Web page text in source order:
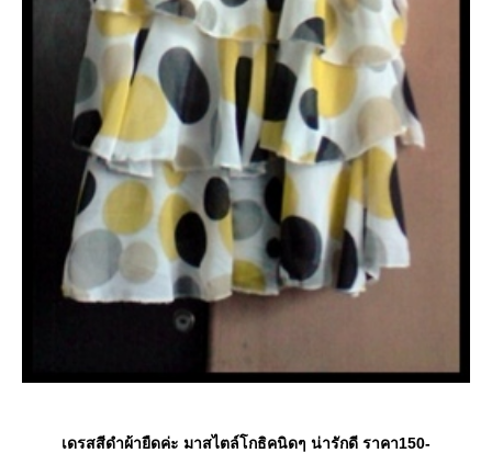
เดรสสีดำผ้ายืดค่ะ มาสไตล์โกธิคนิดๆ น่ารักดี ราคา150-